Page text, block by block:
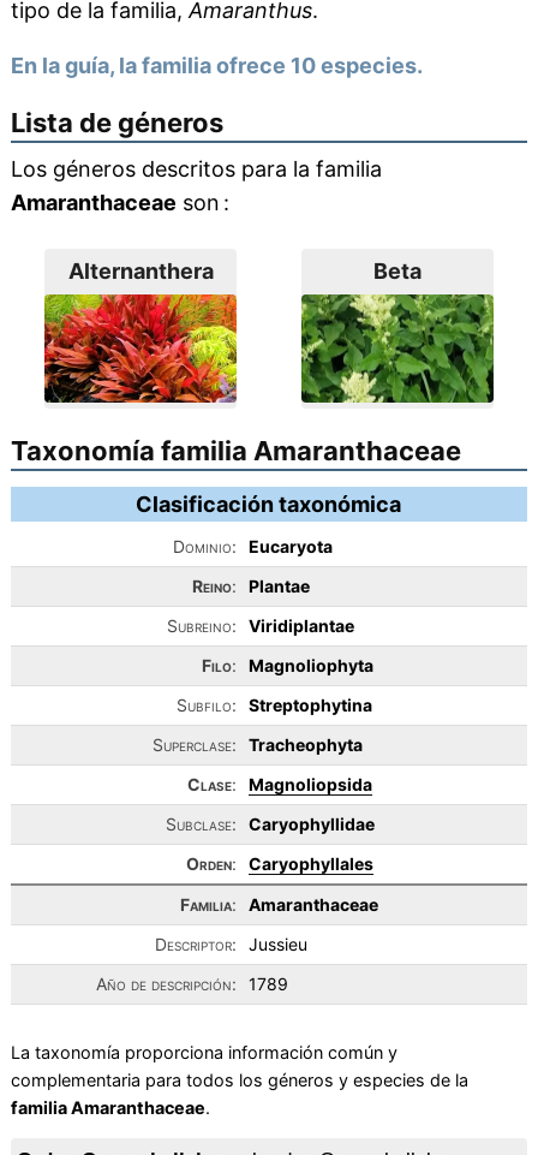
tipo de la familia, Amaranthus.
En la guía, la familia ofrece 10 especies.
Lista de géneros
Los géneros descritos para la familia
Amaranthaceae son :
Alternanthera Beta
Taxonomía familia Amaranthaceae
Clasificación taxonómica
Dominio:
Eucaryota
Reino:
Plantae
Subreino:
Viridiplantae
Filo:
Magnoliophyta
Subfilo:
Streptophytina
Superclase:
Tracheophyta
Clase:
Magnoliopsida
Subclase:
Caryophyllidae
Orden:
Caryophyllales
Familia:
Amaranthaceae
Descriptor:
Jussieu
Año de descripción:
1789
La taxonomía proporciona información común y
complementaria para todos los géneros y especies de la
familia Amaranthaceae.